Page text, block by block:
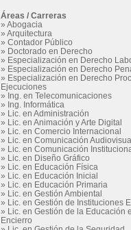
Áreas / Carreras
» Abogacia
» Arquitectura
» Contador Público
» Doctorado en Derecho
» Especialización en Derecho
» Especialización en Derecho
» Especialización en Derecho
Ejecuciones
» Ing. en Telecomunicaciones
» Ing. Informática
» Lic. en Administración
» Lic. en Animación y Arte Digital
» Lic. en Comercio Internacional
» Lic. en Comunicación
» Lic. en Comunicación
» Lic. en Diseño Gráfico
» Lic. en Educación Física
» Lic. en Educación Inicial
» Lic. en Educación Primaria
» Lic. en Gestión Ambiental
» Lic. en Gestión de Instituciones
» Lic. en Gestión de la Educación
Encierro